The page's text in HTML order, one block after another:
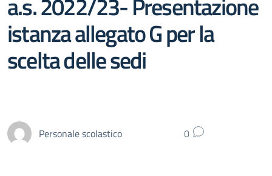
istanza allegato G per la
scelta delle sedi
Personale scolastico 0